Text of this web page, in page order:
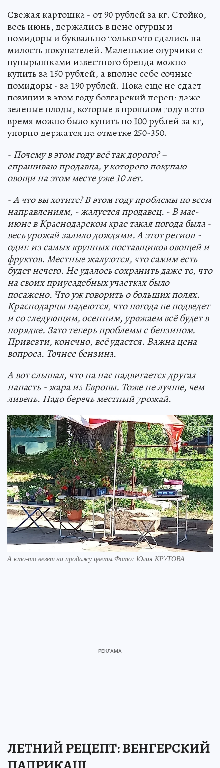
Свежая картошка - от 90 рублей за кг. Стойко,
весь июнь, держались в цене огурцы и
помидоры и буквально только что сдались на
милость покупателей. Маленькие огурчики с
пупырышками известного бренда можно
купить за 150 рублей, а вполне себе сочные
помидоры - за 190 рублей. Пока еще не сдает
позиции в этом году болгарский перец: даже
зеленые плоды, которые в прошлом году в это
время можно было купить по 100 рублей за кг,
упорно держатся на отметке 250-350.
- Почему в этом году всё так дорого? –
спрашиваю продавца, у которого покупаю
овощи на этом месте уже 10 лет.
- А что вы хотите? В этом году проблемы по всем
направлениям, - жалуется продавец. - В мае-
июне в Краснодарском крае такая погода была -
весь урожай залило дождями. А этот регион -
один из самых крупных поставщиков овощей и
фруктов. Местные жалуются, что самим есть
будет нечего. Не удалось сохранить даже то, что
на своих приусадебных участках было
посажено. Что уж говорить о больших полях.
Краснодарцы надеются, что погода не подведет
и со следующим, осенним, урожаем всё будет в
порядке. Зато теперь проблемы с бензином.
Привезти, конечно, всё удастся. Важна цена
вопроса. Точнее бензина.
А вот слышал, что на нас надвигается другая
напасть - жара из Европы. Тоже не лучше, чем
ливень. Надо беречь местный урожай.
А кто-то везет на продажу цветы.Фото: Юлия КРУТОВА
ЛЕТНИЙ РЕЦЕПТ: ВЕНГЕРСКИЙ